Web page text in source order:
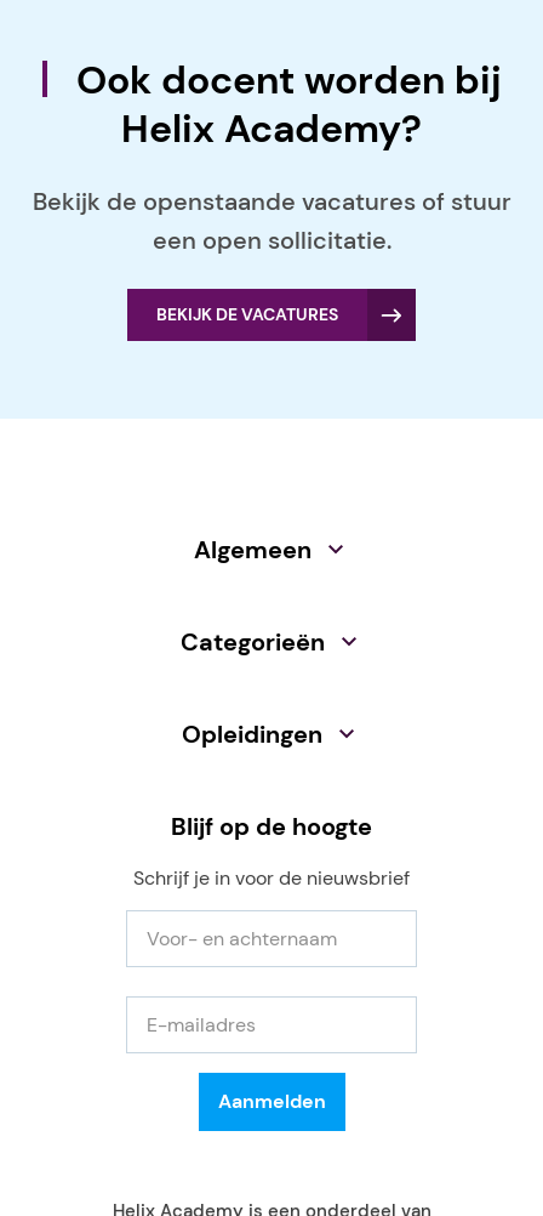
Ook docent worden bij
Helix Academy?
Bekijk de openstaande vacatures of stuur
een open sollicitatie.
BEKIJK DE VACATURES
Algemeen
Categorieën
Opleidingen
Blijf op de hoogte
Schrijf je in voor de nieuwsbrief
Helix Academy is een onderdeel van